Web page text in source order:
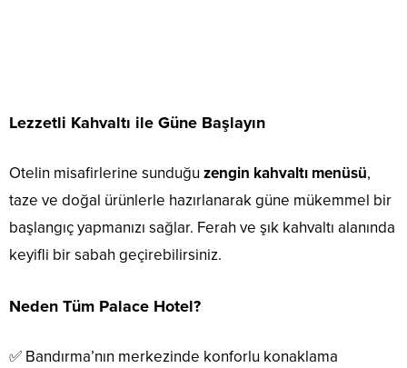
Lezzetli Kahvaltı ile Güne Başlayın
Otelin misafirlerine sunduğu zengin kahvaltı menüsü,
taze ve doğal ürünlerle hazırlanarak güne mükemmel bir
başlangıç yapmanızı sağlar. Ferah ve şık kahvaltı alanında
keyifli bir sabah geçirebilirsiniz.
Neden Tüm Palace Hotel?
✅ Bandırma’nın merkezinde konforlu konaklama